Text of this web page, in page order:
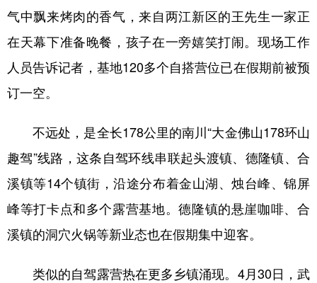
气中飘来烤肉的香气，来自两江新区的王先生一家正
在天幕下准备晚餐，孩子在一旁嬉笑打闹。现场工作
人员告诉记者，基地120多个自搭营位已在假期前被预
订一空。
不远处，是全长178公里的南川“大金佛山178环山
趣驾”线路，这条自驾环线串联起头渡镇、德隆镇、合
溪镇等14个镇街，沿途分布着金山湖、烛台峰、锦屏
峰等打卡点和多个露营基地。德隆镇的悬崖咖啡、合
溪镇的洞穴火锅等新业态也在假期集中迎客。
类似的自驾露营热在更多乡镇涌现。4月30日，武